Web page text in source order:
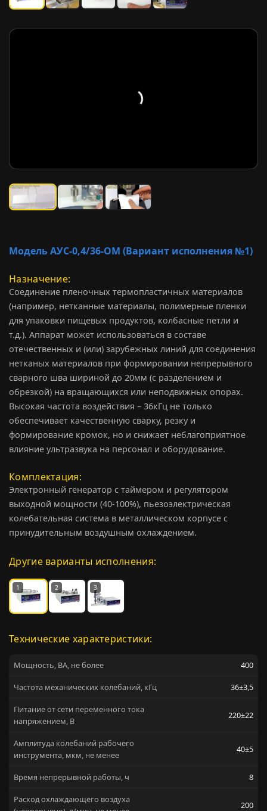
Модель АУС-0,4/36-ОМ (Вариант исполнения №1)
Назначение
Соединение пленочных термопластичных материалов
(например, нетканные материалы, полимерные пленки
для упаковки пищевых продуктов, колбасные петли и
т.д.). Аппарат может использоваться в составе
отечественных и (или) зарубежных линий для соединения
нетканых материалов при формировании непрерывного
сварного шва шириной до 20мм (с разделением и
обрезкой) на вращающихся или неподвижных опорах.
Высокая частота воздействия – 36кГц не только
обеспечивает качественную сварку, резку и
формирование кромок, но и снижает неблагоприятное
влияние ультразвука на персонал и оборудование.
Комплектация
Электронный генератор с таймером и регулятором
выходной мощности (40-100%), пьезоэлектрическая
колебательная система в металлическом корпусе с
принудительным воздушным охлаждением.
Другие варианты исполнения:
1 2 3
Технические характеристики:
Мощность, ВА, не более 400
Частота механических колебаний, кГц 36±3,5
Питание от сети переменного тока
напряжением, В
220±22
Амплитуда колебаний рабочего
инструмента, мкм, не менее
40±5
Время непрерывной работы, ч 8
Расход охлаждающего воздуха
200